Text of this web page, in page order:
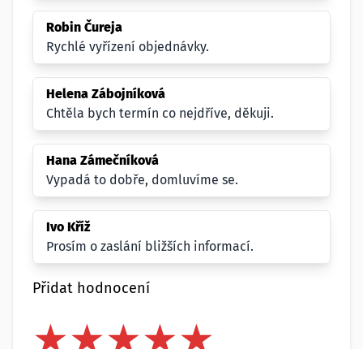
Robin Čureja
Rychlé vyřízení objednávky.
Helena Zábojníková
Chtěla bych termín co nejdříve, děkuji.
Hana Zámečníková
Vypadá to dobře, domluvíme se.
Ivo Kříž
Prosím o zaslání bližších informací.
Přidat hodnocení
★
★★
★★★
★★★★
★★★★★